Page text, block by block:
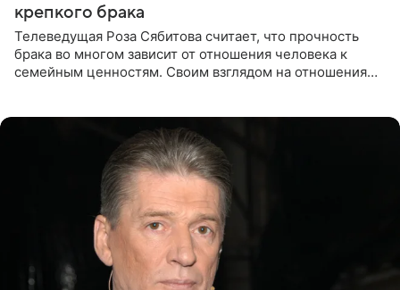
крепкого брака
Телеведущая Роза Сябитова считает, что прочность
брака во многом зависит от отношения человека к
семейным ценностям. Своим взглядом на отношения